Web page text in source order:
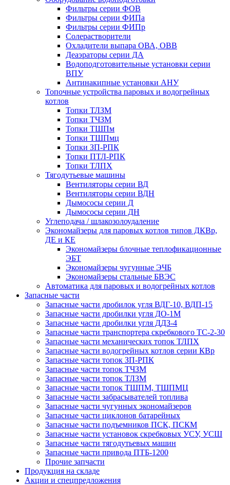
Фильтры серии ФОВ
Фильтры серии ФИПа
Фильтры серии ФИПр
Солерастворители
Охладители выпара ОВА, ОВВ
Деаэраторы серии ДА
Водоподготовительные установки серии
ВПУ
Антинакипные установки АНУ
Топочные устройства паровых и водогрейных
котлов
Топки ТЛЗМ
Топки ТЧЗМ
Топки ТШПм
Топки ТШПмц
Топки ЗП-РПК
Топки ПТЛ-РПК
Топки ТЛПХ
Тягодутьевые машины
Вентиляторы серии ВД
Вентиляторы серии ВДН
Дымососы серии Д
Дымососы серии ДН
Углеподача / шлакозолоудаление
Экономайзеры для паровых котлов типов ДКВр,
ДЕ и КЕ
Экономайзеры блочные теплофикационные
ЭБТ
Экономайзеры чугунные ЭЧБ
Экономайзеры стальные БВЭС
Автоматика для паровых и водогрейных котлов
Запасные части
Запасные части дробилок угля ВДГ-10, ВДП-15
Запасные части дробилки угля ДО-1М
Запасные части дробилки угля ДДЗ-4
Запасные части транспортера скребкового ТС-2-30
Запасные части механических топок ТЛПХ
Запасные части водогрейных котлов серии КВр
Запасные части топок ЗП-РПК
Запасные части топок ТЧЗМ
Запасные части топок ТЛЗМ
Запасные части топок ТШПМ, ТШПМЦ
Запасные части забрасывателей топлива
Запасные части чугунных экономайзеров
Запасные части циклонов батарейных
Запасные части подъемников ПСК, ПСКМ
Запасные части установок скребковых УСУ, УСШ
Запасные части тягодутьевых машин
Запасные части привода ПТБ-1200
Прочие запчасти
Продукция на складе
Акции и спецпредложения